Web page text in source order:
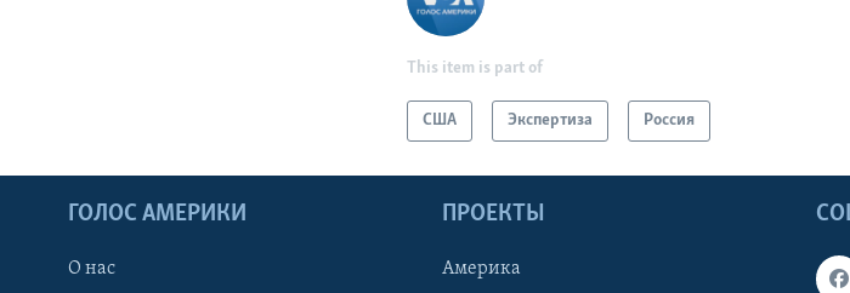
This item is part of
США Экспертиза Россия
ГОЛОС АМЕРИКИ
О нас
ПРОЕКТЫ
Америка